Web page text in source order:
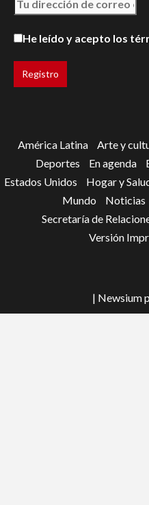
He leído y acepto los
América Latina Arte y
Deportes
En agenda
Estados Unidos
Hogar y
Mundo
Noticias
Secretaría de
Versión
| Newsium